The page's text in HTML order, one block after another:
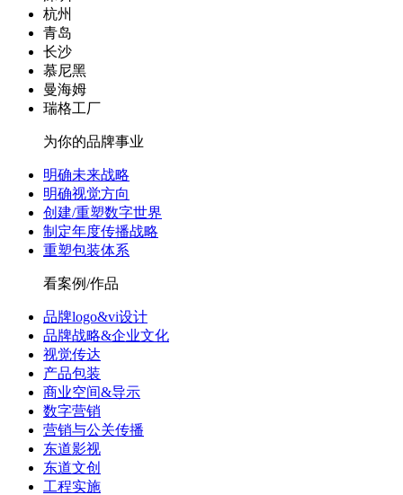
杭州
青岛
长沙
慕尼黑
曼海姆
瑞格工厂
为你的品牌事业
明确未来战略
明确视觉方向
创建/重塑数字世界
制定年度传播战略
重塑包装体系
看案例/作品
品牌logo&vi设计
品牌战略&企业文化
视觉传达
产品包装
商业空间&导示
数字营销
营销与公关传播
东道影视
东道文创
工程实施